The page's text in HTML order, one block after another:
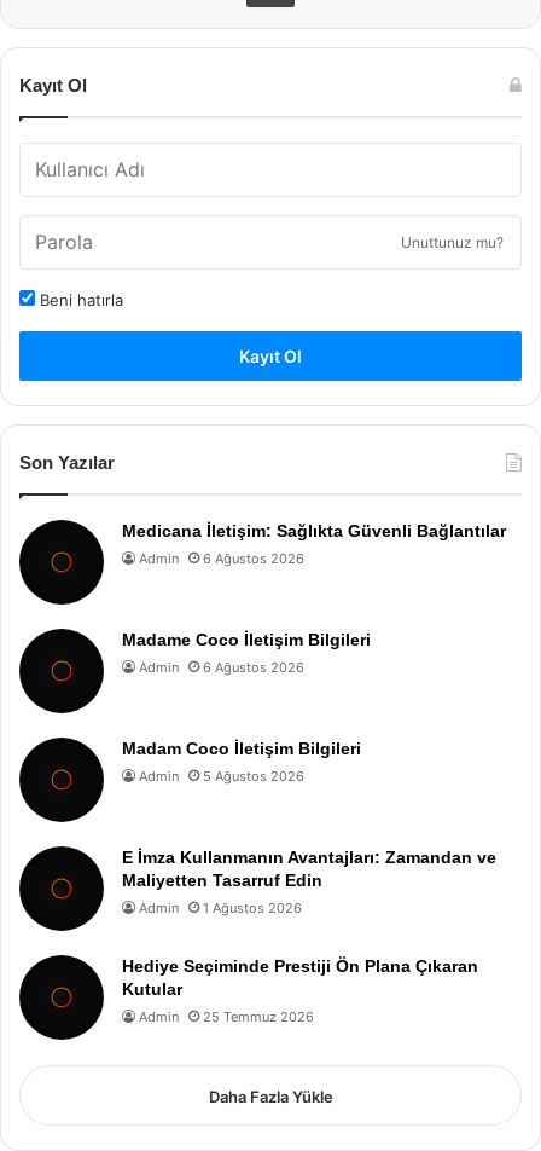
Kayıt Ol
Unuttunuz mu?
Beni hatırla
Kayıt Ol
Son Yazılar
Medicana İletişim: Sağlıkta Güvenli Bağlantılar
Admin 6 Ağustos 2026
Madame Coco İletişim Bilgileri
Admin 6 Ağustos 2026
Madam Coco İletişim Bilgileri
Admin 5 Ağustos 2026
E İmza Kullanmanın Avantajları: Zamandan ve
Maliyetten Tasarruf Edin
Admin 1 Ağustos 2026
Hediye Seçiminde Prestiji Ön Plana Çıkaran
Kutular
Admin 25 Temmuz 2026
Daha Fazla Yükle